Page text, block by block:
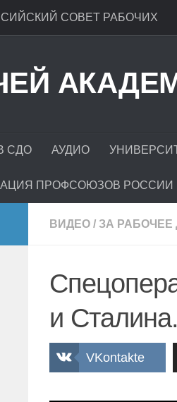
СОВЕТ РАБОЧИХ
СДО АУДИО
ПРОФСОЮЗОВ РОССИИ
ВИДЕО / ЗА РАБОЧЕЕ
и Сталина.
VKontakte